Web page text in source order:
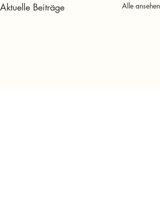
Aktuelle Beiträge Alle ansehen